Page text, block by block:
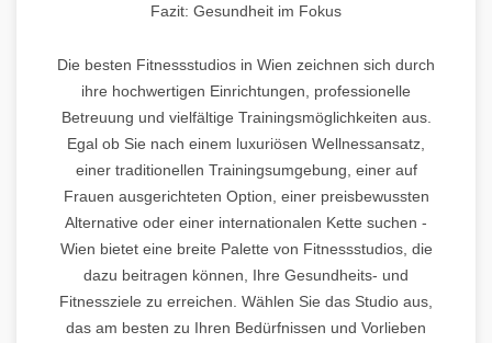
Fazit: Gesundheit im Fokus
Die besten Fitnessstudios in Wien zeichnen sich durch
ihre hochwertigen Einrichtungen, professionelle
Betreuung und vielfältige Trainingsmöglichkeiten aus.
Egal ob Sie nach einem luxuriösen Wellnessansatz,
einer traditionellen Trainingsumgebung, einer auf
Frauen ausgerichteten Option, einer preisbewussten
Alternative oder einer internationalen Kette suchen -
Wien bietet eine breite Palette von Fitnessstudios, die
dazu beitragen können, Ihre Gesundheits- und
Fitnessziele zu erreichen. Wählen Sie das Studio aus,
das am besten zu Ihren Bedürfnissen und Vorlieben